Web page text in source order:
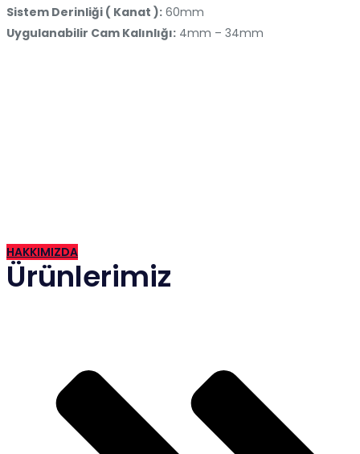
Sistem Derinliği ( Kanat ): 60mm
Uygulanabilir Cam Kalınlığı: 4mm – 34mm
HAKKIMIZDA
Ürünlerimiz